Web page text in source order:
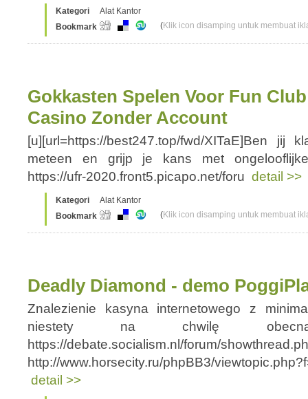
Kategori
Alat Kantor
Bookmark
(Klik icon disamping untuk membuat
Gokkasten Spelen Voor Fun
Casino Zonder Account
[u][url=https://best247.top/fwd/XITaE]Ben
meteen en grijp je kans met
https://ufr-2020.front5.picapo.net/foru detail >>
Kategori
Alat Kantor
Bookmark
(Klik icon disamping untuk membuat
Deadly Diamond - demo
Znalezienie kasyna internetowego z
niestety na chwilę
https://debate.socialism.nl/forum/
http://www.horsecity.ru/phpBB3/
detail >>